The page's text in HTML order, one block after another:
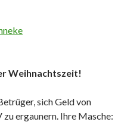
Weihnachtszeit!
sich Geld von
ergaunern. Ihre Masche: